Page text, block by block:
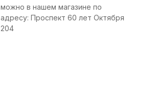
можно в нашем магазине по
адресу: Проспект 60 лет Октября
204